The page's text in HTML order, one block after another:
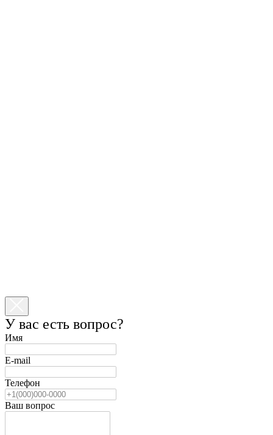
У вас есть вопрос?
Имя
E-mail
Телефон
Ваш вопрос